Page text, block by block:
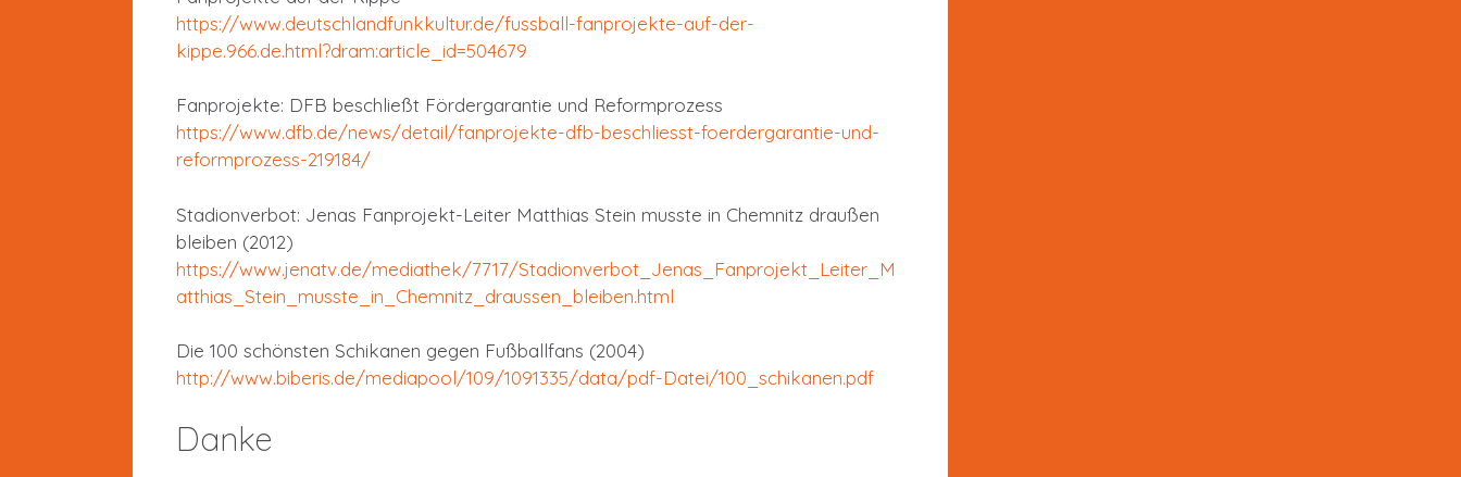
https://www.deutschlandfunkkultur.de/fussball-fanprojekte-auf-der-
kippe.966.de.html?dram:article_id=504679
Fanprojekte: DFB beschließt Fördergarantie und Reformprozess
https://www.dfb.de/news/detail/fanprojekte-dfb-beschliesst-foerdergarantie-und-
reformprozess-219184/
Stadionverbot: Jenas Fanprojekt-Leiter Matthias Stein musste in Chemnitz draußen
bleiben (2012)
https://www.jenatv.de/mediathek/7717/Stadionverbot_Jenas_Fanprojekt_Leiter_M
atthias_Stein_musste_in_Chemnitz_draussen_bleiben.html
Die 100 schönsten Schikanen gegen Fußballfans (2004)
http://www.biberis.de/mediapool/109/1091335/data/pdf-Datei/100_schikanen.pdf
Danke